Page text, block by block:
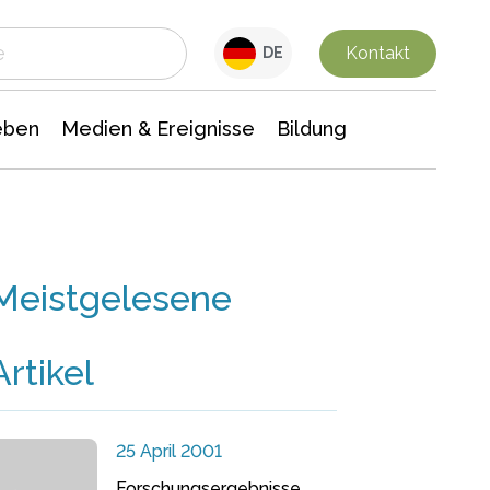
DE Kontakt
Medien & Ereignisse Bildung
25 April 2001